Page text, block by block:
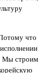
что
Мы строим